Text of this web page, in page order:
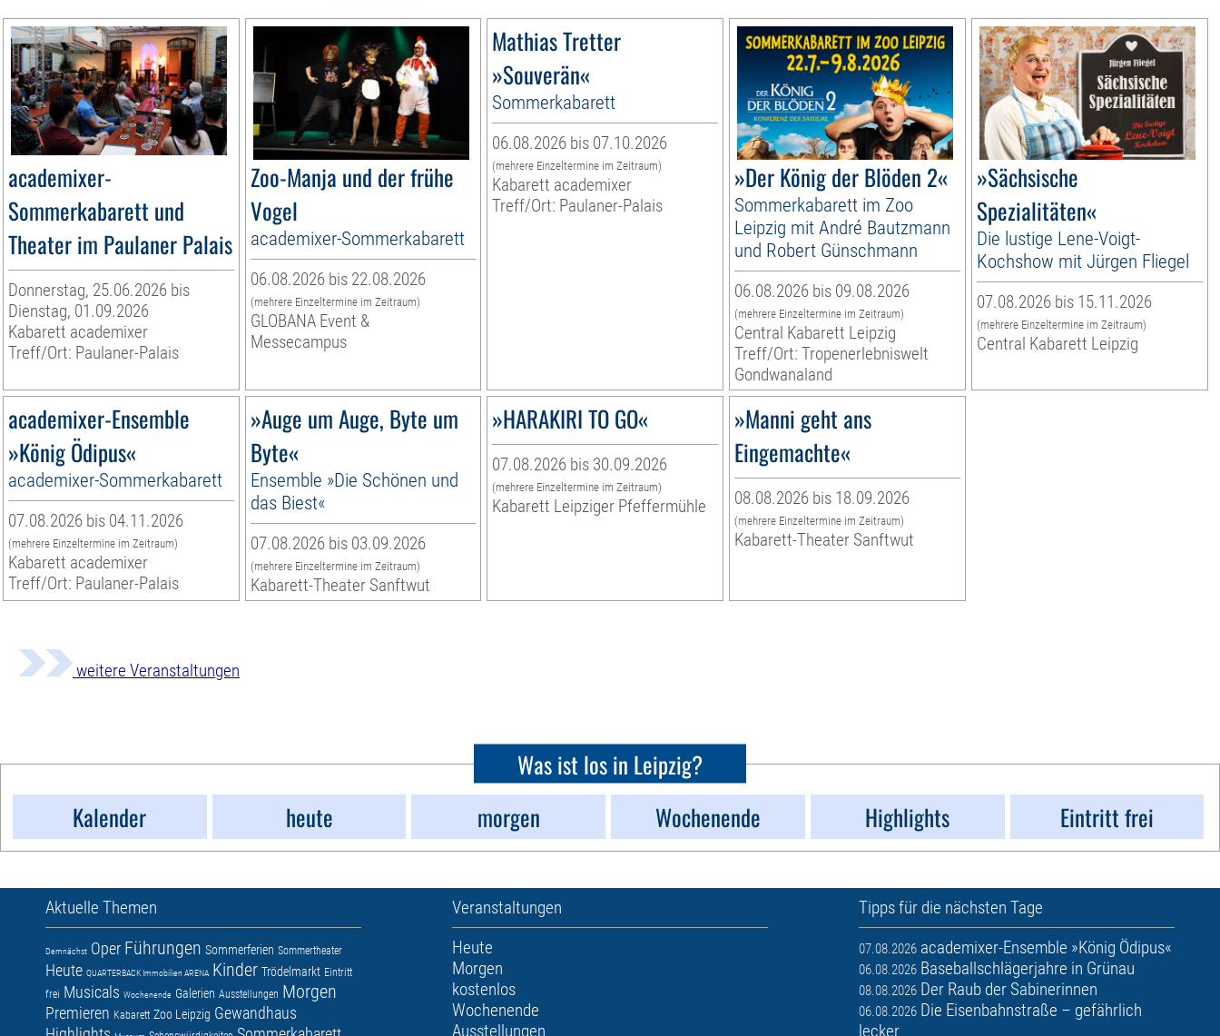
academixer-
Sommerkabarett und
Theater im Paulaner Palais
Donnerstag, 25.06.2026 bis
Dienstag, 01.09.2026
Kabarett academixer
Treff/Ort: Paulaner-Palais
Zoo-Manja und der frühe
Vogel
academixer-Sommerkabarett
06.08.2026 bis 22.08.2026
(mehrere Einzeltermine im Zeitraum)
GLOBANA Event &
Messecampus
Mathias Tretter
»Souverän«
Sommerkabarett
06.08.2026 bis 07.10.2026
(mehrere Einzeltermine im Zeitraum)
Kabarett academixer
Treff/Ort: Paulaner-Palais
»Der König der Blöden 2«
Sommerkabarett im Zoo
Leipzig mit André Bautzmann
und Robert Günschmann
06.08.2026 bis 09.08.2026
(mehrere Einzeltermine im Zeitraum)
Central Kabarett Leipzig
Treff/Ort: Tropenerlebniswelt
Gondwanaland
»Sächsische
Spezialitäten«
Die lustige Lene-Voigt-
Kochshow mit Jürgen Fliegel
07.08.2026 bis 15.11.2026
(mehrere Einzeltermine im Zeitraum)
Central Kabarett Leipzig
academixer-Ensemble
»König Ödipus«
academixer-Sommerkabarett
07.08.2026 bis 04.11.2026
(mehrere Einzeltermine im Zeitraum)
Kabarett academixer
Treff/Ort: Paulaner-Palais
»Auge um Auge, Byte um
Byte«
Ensemble »Die Schönen und
das Biest«
07.08.2026 bis 03.09.2026
(mehrere Einzeltermine im Zeitraum)
Kabarett-Theater Sanftwut
»HARAKIRI TO GO«
07.08.2026 bis 30.09.2026
(mehrere Einzeltermine im Zeitraum)
Kabarett Leipziger Pfeffermühle
»Manni geht ans
Eingemachte«
08.08.2026 bis 18.09.2026
(mehrere Einzeltermine im Zeitraum)
Kabarett-Theater Sanftwut
weitere Veranstaltungen
Was ist los in Leipzig?
Kalender
heute morgen Wochenende Highlights Eintritt frei
Aktuelle Themen
Demnächst Oper Führungen Sommerferien Sommertheater
Heute QUARTERBACK Immobilien ARENA Kinder Trödelmarkt Eintritt
frei Musicals Wochenende Galerien Ausstellungen Morgen
Premieren Kabarett Zoo Leipzig Gewandhaus
Veranstaltungen
Heute
Morgen
kostenlos
Wochenende
Ausstellungen
Tipps für die nächsten Tage
07.08.2026 academixer-Ensemble »König Ödipus«
06.08.2026 Baseballschlägerjahre in Grünau
08.08.2026 Der Raub der Sabinerinnen
06.08.2026 Die Eisenbahnstraße – gefährlich
lecker